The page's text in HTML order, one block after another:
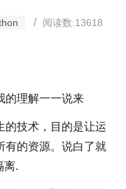
/ 阅读数:13618
的理解一一说来
的技术，目的是让运
有的资源。说白了就
离.